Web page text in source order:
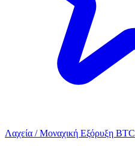
Λαχεία / Μοναχική Εξόρυξη BTC